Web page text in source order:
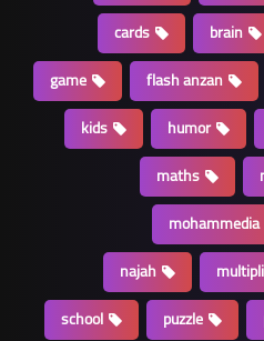
brain
cards
flash anzan
game
humor
kids
maths
mohammedia
najah
puzzle
school